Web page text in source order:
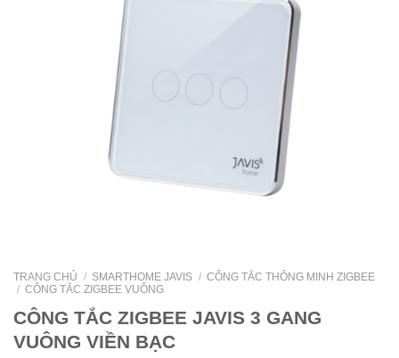
TRANG CHỦ / SMARTHOME JAVIS / CÔNG TẮC THÔNG MINH ZIGBEE
/ CÔNG TẮC ZIGBEE VUÔNG
CÔNG TẮC ZIGBEE JAVIS 3 GANG
VUÔNG VIỀN BẠC